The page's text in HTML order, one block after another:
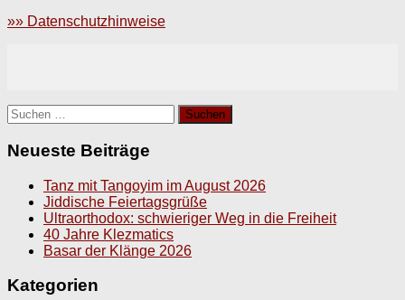
»» Datenschutzhinweise
Suchen
nach:
Neueste Beiträge
Tanz mit Tangoyim im August 2026
Jiddische Feiertagsgrüße
Ultraorthodox: schwieriger Weg in die Freiheit
40 Jahre Klezmatics
Basar der Klänge 2026
Kategorien